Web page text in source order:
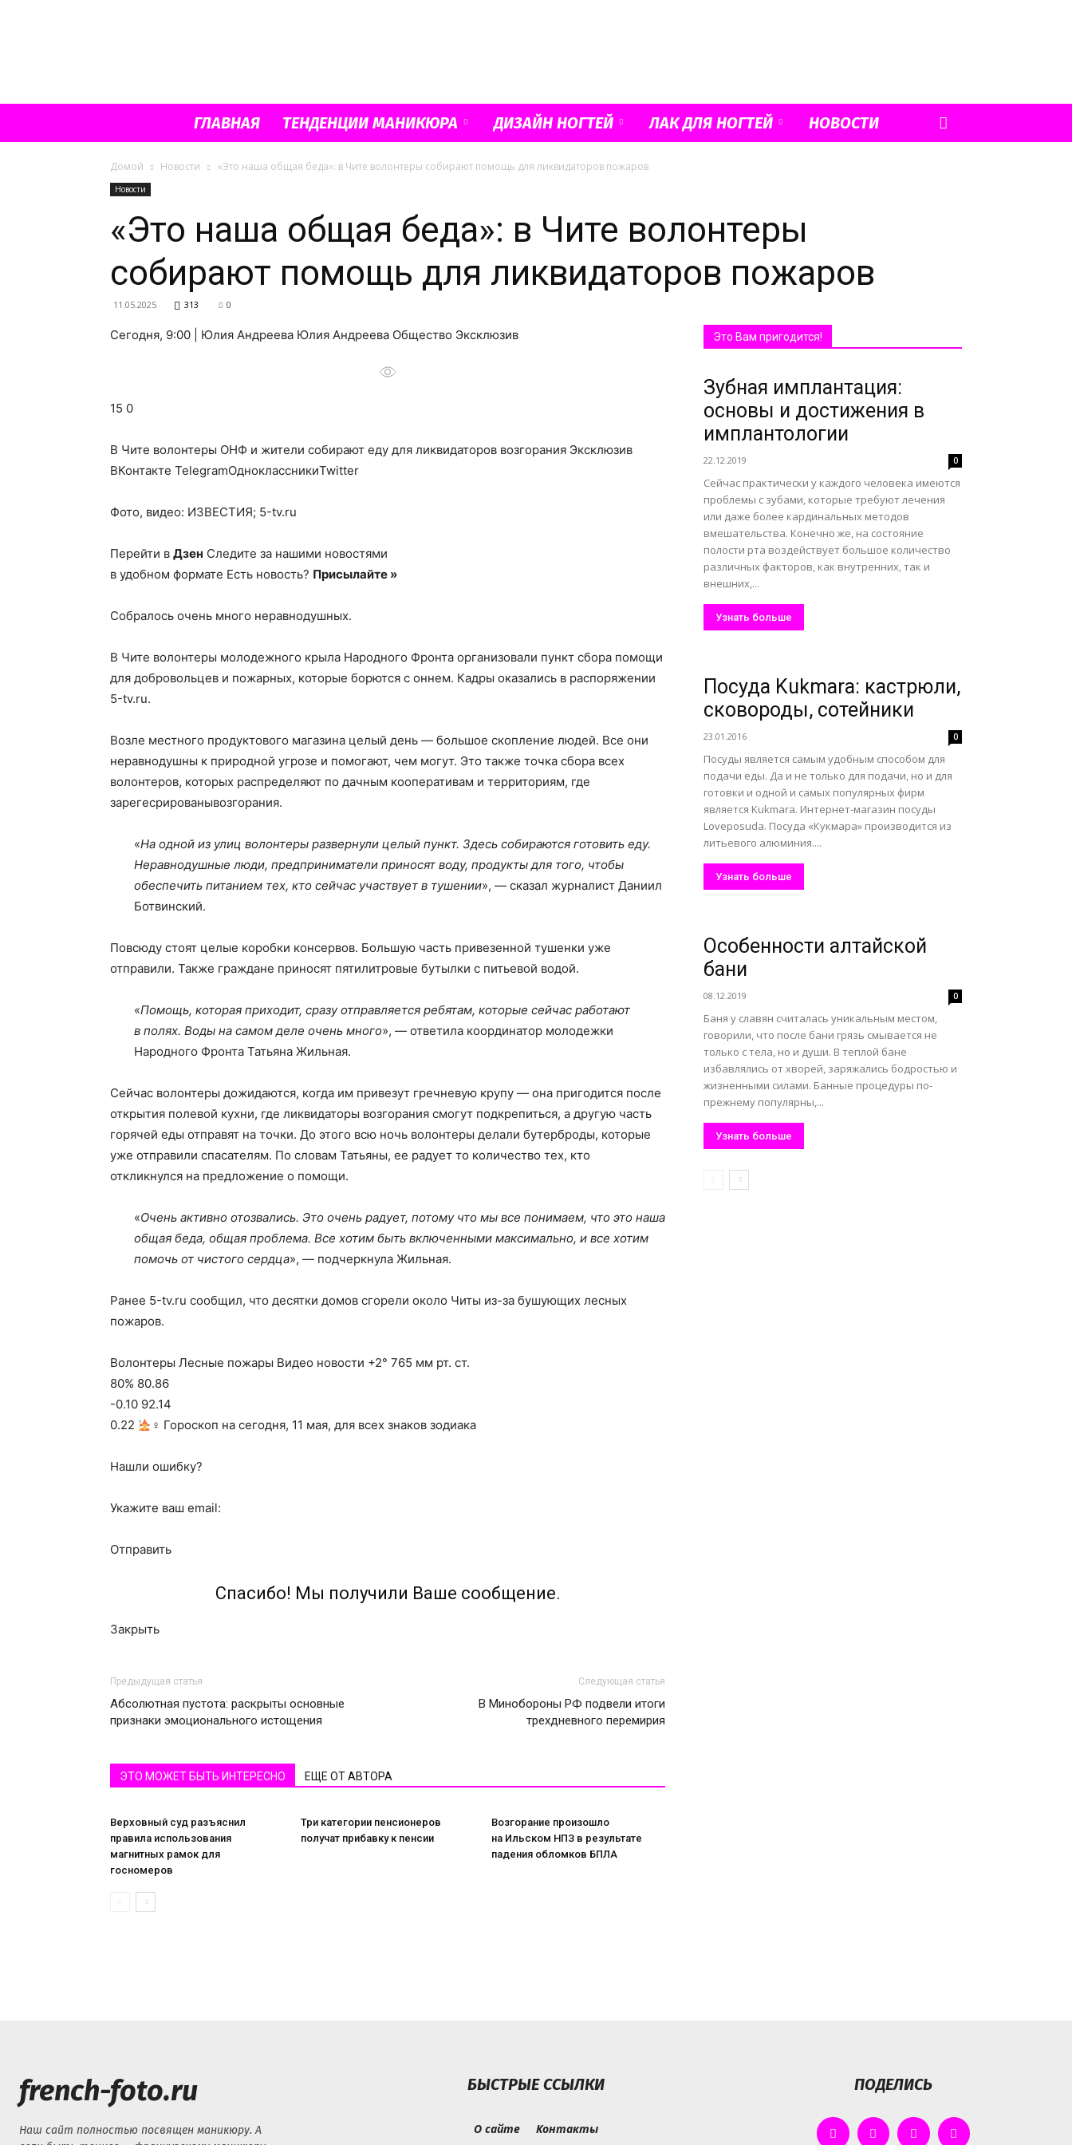
Французский
ГЛАВНАЯ ТЕНДЕНЦИИ МАНИКЮРА ДИЗАЙН НОГТЕЙ ЛАК ДЛЯ НОГТЕЙ НОВОСТИ
Домой Новости «Это наша общая беда»: в Чите волонтеры собирают помощь для ликвидаторов пожаров
Новости
«Это наша общая беда»: в Чите волонтеры
собирают помощь для ликвидаторов пожаров
11.05.2025 313 0
Сегодня, 9:00 | Юлия Андреева Юлия Андреева Общество Эксклюзив
15 0
В Чите волонтеры ОНФ и жители собирают еду для ликвидаторов возгорания Эксклюзив
ВКонтакте TelegramОдноклассникиTwitter
Фото, видео: ИЗВЕСТИЯ; 5-tv.ru
Перейти в Дзен Следите за нашими новостями
в удобном формате Есть новость? Присылайте »
Собралось очень много неравнодушных.
В Чите волонтеры молодежного крыла Народного Фронта организовали пункт сбора помощи
для добровольцев и пожарных, которые борются с оннем. Кадры оказались в распоряжении
5-tv.ru.
Возле местного продуктового магазина целый день — большое скопление людей. Все они
неравнодушны к природной угрозе и помогают, чем могут. Это также точка сбора всех
волонтеров, которых распределяют по дачным кооперативам и территориям, где
зарегесрированывозгорания.
«На одной из улиц волонтеры развернули целый пункт. Здесь собираются готовить еду.
Неравнодушные люди, предприниматели приносят воду, продукты для того, чтобы
обеспечить питанием тех, кто сейчас участвует в тушении», — сказал журналист Даниил
Ботвинский.
Повсюду стоят целые коробки консервов. Большую часть привезенной тушенки уже
отправили. Также граждане приносят пятилитровые бутылки с питьевой водой.
«Помощь, которая приходит, сразу отправляется ребятам, которые сейчас работают
в полях. Воды на самом деле очень много», — ответила координатор молодежки
Народного Фронта Татьяна Жильная.
Сейчас волонтеры дожидаются, когда им привезут гречневую крупу — она пригодится после
открытия полевой кухни, где ликвидаторы возгорания смогут подкрепиться, а другую часть
горячей еды отправят на точки. До этого всю ночь волонтеры делали бутерброды, которые
уже отправили спасателям. По словам Татьяны, ее радует то количество тех, кто
откликнулся на предложение о помощи.
«Очень активно отозвались. Это очень радует, потому что мы все понимаем, что это наша
общая беда, общая проблема. Все хотим быть включенными максимально, и все хотим
помочь от чистого сердца», — подчеркнула Жильная.
Ранее 5-tv.ru сообщил, что десятки домов сгорели около Читы из-за бушующих лесных
пожаров.
Волонтеры Лесные пожары Видео новости +2° 765 мм рт. ст.
80% 80.86
-0.10 92.14
0.22
‍♀ Гороскоп на сегодня, 11 мая, для всех знаков зодиака
Нашли ошибку?
Укажите ваш email:
Отправить
Спасибо! Мы получили Ваше сообщение.
Закрыть
Предыдущая статья
Абсолютная пустота: раскрыты основные
признаки эмоционального истощения
Следующая статья
В Минобороны РФ подвели итоги
трехдневного перемирия
ЭТО МОЖЕТ БЫТЬ ИНТЕРЕСНО ЕЩЕ ОТ АВТОРА
Верховный суд разъяснил
правила использования
магнитных рамок для
госномеров
Три категории пенсионеров
получат прибавку к пенсии
Возгорание произошло
на Ильском НПЗ в результате
падения обломков БПЛА
Это Вам пригодится!
Зубная имплантация:
основы и достижения в
имплантологии
22.12.2019 0
Сейчас практически у каждого человека имеются
проблемы с зубами, которые требуют лечения
или даже более кардинальных методов
вмешательства. Конечно же, на состояние
полости рта воздействует большое количество
различных факторов, как внутренних, так и
внешних,...
Узнать больше
Посуда Kukmara: кастрюли,
сковороды, сотейники
23.01.2016 0
Посуды является самым удобным способом для
подачи еды. Да и не только для подачи, но и для
готовки и одной и самых популярных фирм
является Kukmara. Интернет-магазин посуды
Loveposuda. Посуда «Кукмара» производится из
литьевого алюминия....
Узнать больше
Особенности алтайской
бани
08.12.2019 0
Баня у славян считалась уникальным местом,
говорили, что после бани грязь смывается не
только с тела, но и души. В теплой бане
избавлялись от хворей, заряжались бодростью и
жизненными силами. Банные процедуры по-
прежнему популярны,...
Узнать больше
french-foto.ru
Наш сайт полностью посвящен маникюру. А
БЫСТРЫЕ ССЫЛКИ
О сайте Контакты
ПОДЕЛИСЬ